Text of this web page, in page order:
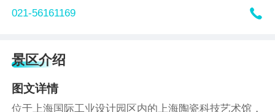
021-56161169 
景区介绍
图文详情
位于上海国际工业设计园区内的上海陶瓷科技艺术馆，